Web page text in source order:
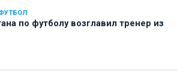
по футболу возглавил тренер из